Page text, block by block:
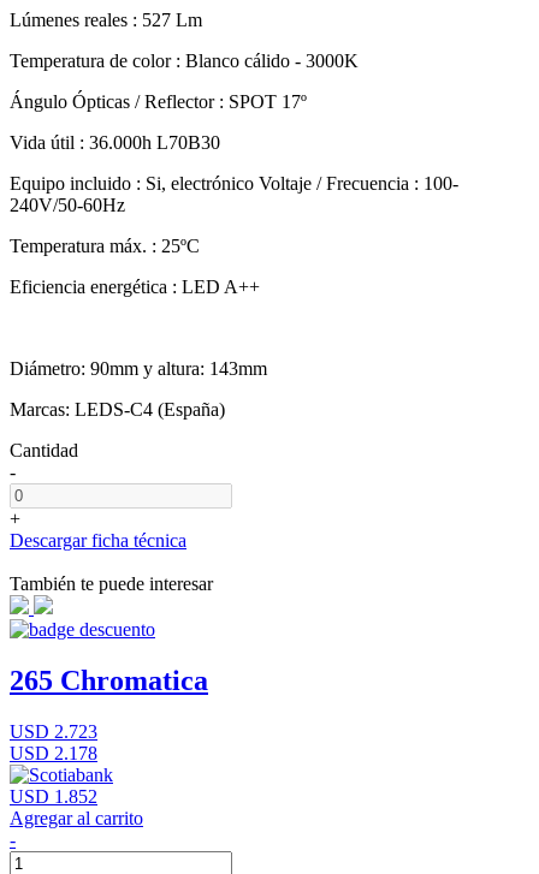
Lúmenes reales : 527 Lm
Temperatura de color : Blanco cálido - 3000K
Ángulo Ópticas / Reflector : SPOT 17º
Vida útil : 36.000h L70B30
Equipo incluido : Si, electrónico Voltaje / Frecuencia : 100-
240V/50-60Hz
Temperatura máx. : 25ºC
Eficiencia energética : LED A++
Diámetro: 90mm y altura: 143mm
Marcas: LEDS-C4 (España)
Cantidad
-
+
Descargar ficha técnica
También te puede interesar
265 Chromatica
USD 2.723
USD 2.178
USD 1.852
Agregar al carrito
-